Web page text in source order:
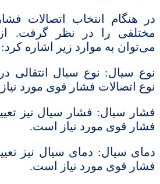
در هنگام انتخاب اتصالات
مختلفی را در نظر گرفت.
می‌توان به موارد زیر اشاره کرد:
نوع سیال: نوع سیال انتقالی
نوع اتصالات فشار قوی مورد
فشار سیال: فشار سیال نیز
فشار قوی مورد نیاز است.
دمای سیال: دمای سیال نیز
فشار قوی مورد نیاز است.